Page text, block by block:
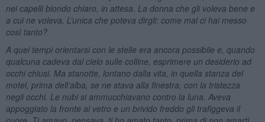
nei capelli biondo chiaro, in attesa. La donna che gli voleva bene e
a cui ne voleva. L’unica che poteva dirgli: come mai ci hai messo
così tanto?
A quei tempi orientarsi con le stelle era ancora possibile e, quando
qualcuna cadeva dal cielo sulle colline, esprimere un desiderio ad
occhi chiusi. Ma stanotte, lontano dalla vita, in quella stanza del
motel, prima dell’alba, se ne stava alla finestra, con la tristezza
negli occhi. Le nubi si ammucchiavano contro la luna. Aveva
appoggiato la fronte al vetro e un brivido freddo gli trafiggeva il